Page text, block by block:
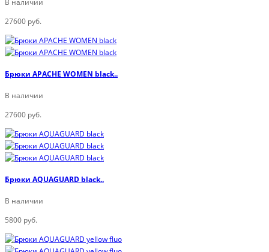
В наличии
27600 руб.
Брюки APACHE WOMEN black..
В наличии
27600 руб.
Брюки AQUAGUARD black..
В наличии
5800 руб.